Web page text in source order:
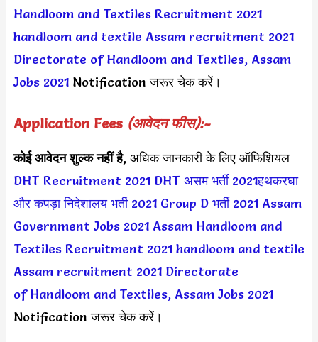
Handloom and Textiles Recruitment 2021
handloom and textile Assam recruitment 2021
Directorate of Handloom and Textiles, Assam
Jobs 2021Notification जरूर चेक करें।
Application Fees (आवेदन फीस):-
कोई आवेदन शुल्क नहीं है, अधिक जानकारी के लिए ऑफिशियल
DHT Recruitment 2021 DHT असम भर्ती 2021हथकरघा
और कपड़ा निदेशालय भर्ती 2021 Group D भर्ती 2021 Assam
Government Jobs 2021 Assam Handloom and
Textiles Recruitment 2021 handloom and textile
Assam recruitment 2021 Directorate
of Handloom and Textiles, Assam Jobs 2021
Notification जरूर चेक करें।